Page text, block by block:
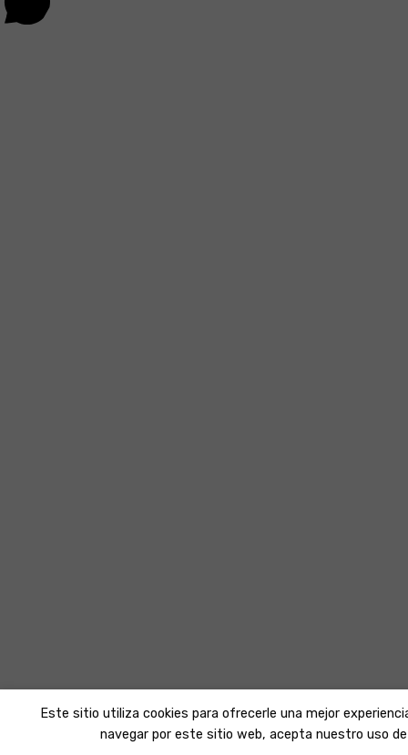
Este sitio utiliza cookies para ofrecerle una mejor
navegar por este sitio web, acepta nuestro uso